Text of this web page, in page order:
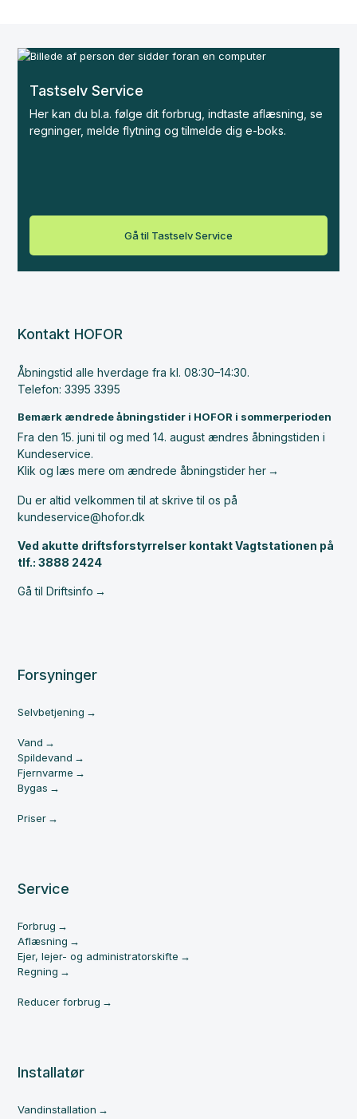
Tastselv Service
Her kan du bl.a. følge dit forbrug, indtaste aflæsning, se
regninger, melde flytning og tilmelde dig e-boks.
Gå til Tastselv Service
Kontakt HOFOR
Åbningstid alle hverdage fra kl. 08:30–14:30.
Telefon: 3395 3395
Bemærk ændrede åbningstider i HOFOR i sommerperioden
Fra den 15. juni til og med 14. august ændres åbningstiden i
Kundeservice.
Klik og læs mere om ændrede åbningstider her
Du er altid velkommen til at skrive til os på
kundeservice@hofor.dk
Ved akutte driftsforstyrrelser kontakt Vagtstationen på
tlf.: 3888 2424
Gå til Driftsinfo
Forsyninger
Selvbetjening
Vand
Spildevand
Fjernvarme
Bygas
Priser
Service
Forbrug
Aflæsning
Ejer, lejer- og administratorskifte
Regning
Reducer forbrug
Installatør
Vandinstallation